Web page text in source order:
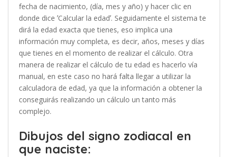
fecha de nacimiento, (día, mes y año) y hacer clic en
donde dice ʼCalcular la edadʼ. Seguidamente el sistema te
dirá la edad exacta que tienes, eso implica una
información muy completa, es decir, años, meses y días
que tienes en el momento de realizar el cálculo. Otra
manera de realizar el cálculo de tu edad es hacerlo vía
manual, en este caso no hará falta llegar a utilizar la
calculadora de edad, ya que la información a obtener la
conseguirás realizando un cálculo un tanto más
complejo.
Dibujos del signo zodiacal en
que naciste: